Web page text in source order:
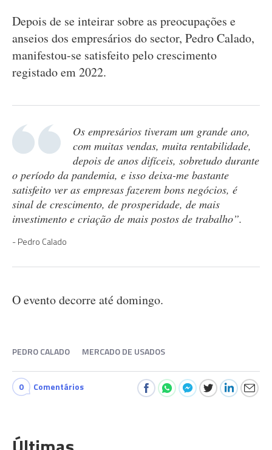
Depois de se inteirar sobre as preocupações e
anseios dos empresários do sector, Pedro Calado,
manifestou-se satisfeito pelo crescimento
registado em 2022.
Os empresários tiveram um grande ano,
com muitas vendas, muita rentabilidade,
depois de anos difíceis, sobretudo durante
o período da pandemia, e isso deixa-me bastante
satisfeito ver as empresas fazerem bons negócios, é
sinal de crescimento, de prosperidade, de mais
investimento e criação de mais postos de trabalho”.
Pedro Calado
O evento decorre até domingo.
PEDRO CALADO MERCADO DE USADOS
0 Comentários